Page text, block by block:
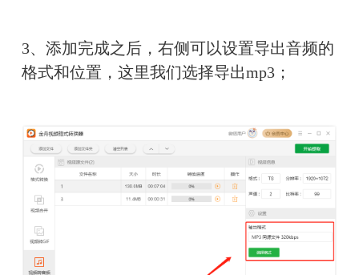
3、添加完成之后，右侧可以设置导出音频的
格式和位置，这里我们选择导出mp3；